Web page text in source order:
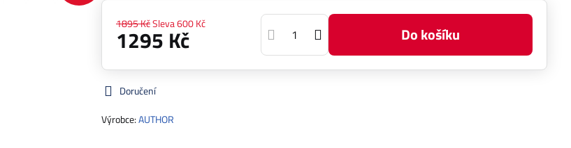
1895 KčSleva600 Kč
1295 Kč Do košíku
Doručení
Výrobce:AUTHOR